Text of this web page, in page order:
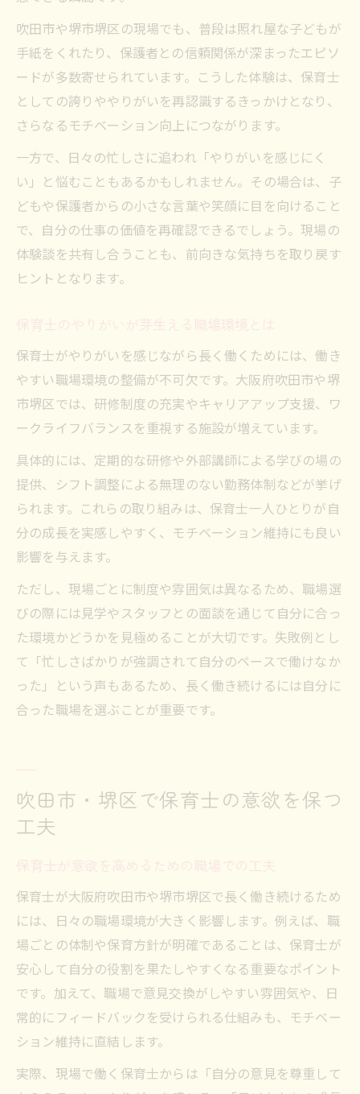
吹田市や堺市堺区の現場でも、普段は照れ屋な子どもが
手紙をくれたり、保護者との信頼関係が深まったエピソ
ードが多数寄せられています。こうした体験は、保育士
としての誇りややりがいを再認識するきっかけとなり、
さらなるモチベーション向上につながります。
一方で、日々の忙しさに追われ「やりがいを感じにく
い」と悩むこともあるかもしれません。その場合は、子
どもや保護者からの小さな言葉や笑顔に目を向けること
で、自分の仕事の価値を再確認できるでしょう。現場の
体験談を共有し合うことも、前向きな気持ちを取り戻す
ヒントとなります。
保育士のやりがいが芽生える職場環境とは
保育士がやりがいを感じながら長く働くためには、働き
やすい職場環境の整備が不可欠です。大阪府吹田市や堺
市堺区では、研修制度の充実やキャリアアップ支援、ワ
ークライフバランスを重視する施設が増えています。
具体的には、定期的な研修や外部講師による学びの場の
提供、シフト調整による無理のない勤務体制などが挙げ
られます。これらの取り組みは、保育士一人ひとりが自
分の成長を実感しやすく、モチベーション維持にも良い
影響を与えます。
ただし、現場ごとに制度や雰囲気は異なるため、職場選
びの際には見学やスタッフとの面談を通じて自分に合っ
た環境かどうかを見極めることが大切です。失敗例とし
て「忙しさばかりが強調されて自分のペースで働けなか
った」という声もあるため、長く働き続けるには自分に
合った職場を選ぶことが重要です。
吹田市・堺区で保育士の意欲を保つ
工夫
保育士が意欲を高めるための職場での工夫
保育士が大阪府吹田市や堺市堺区で長く働き続けるため
には、日々の職場環境が大きく影響します。例えば、職
場ごとの体制や保育方針が明確であることは、保育士が
安心して自分の役割を果たしやすくなる重要なポイント
です。加えて、職場で意見交換がしやすい雰囲気や、日
常的にフィードバックを受けられる仕組みも、モチベー
ション維持に直結します。
実際、現場で働く保育士からは「自分の意見を尊重して